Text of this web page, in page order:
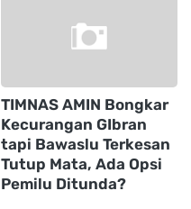
TIMNAS AMIN Bongkar
Kecurangan GIbran
tapi Bawaslu Terkesan
Tutup Mata, Ada Opsi
Pemilu Ditunda?